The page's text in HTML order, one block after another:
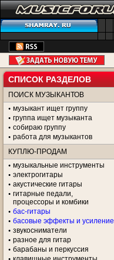
СПИСОК РАЗДЕЛОВ
ПОИСК МУЗЫКАНТОВ
музыкант ищет группу
группа ищет музыканта
собираю группу
работа для музыкантов
КУПЛЮ-ПРОДАМ
музыкальные инструменты
электрогитары
акустические гитары
гитарные педали,
процессоры и комбики
бас-гитары
басовые эффекты и усиление
звукосниматели
разное для гитар
барабаны и перкуссия